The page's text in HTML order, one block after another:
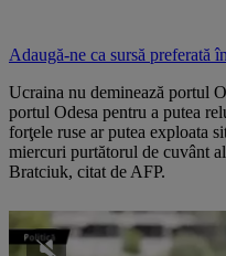
Adaugă-ne ca sursă preferată în
Ucraina nu deminează portul
portul Odesa pentru a putea
forţele ruse ar putea exploata
miercuri purtătorul de cuvânt
Bratciuk, citat de AFP.